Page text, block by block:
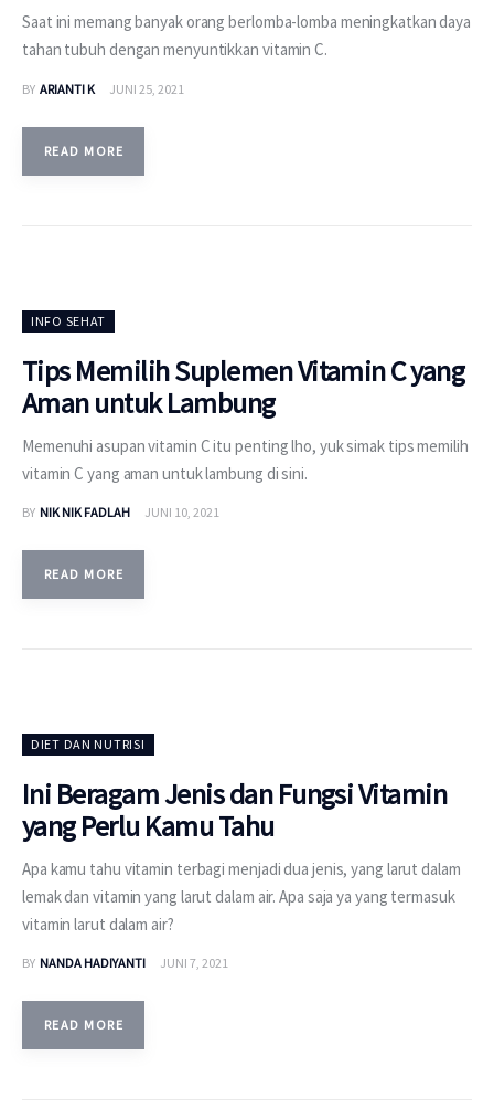
Saat ini memang banyak orang berlomba-lomba meningkatkan daya
tahan tubuh dengan menyuntikkan vitamin C.
BY ARIANTI K JUNI 25, 2021
READ MORE
INFO SEHAT
Tips Memilih Suplemen Vitamin C yang
Aman untuk Lambung
Memenuhi asupan vitamin C itu penting lho, yuk simak tips memilih
vitamin C yang aman untuk lambung di sini.
BY NIK NIK FADLAH JUNI 10, 2021
READ MORE
DIET DAN NUTRISI
Ini Beragam Jenis dan Fungsi Vitamin
yang Perlu Kamu Tahu
Apa kamu tahu vitamin terbagi menjadi dua jenis, yang larut dalam
lemak dan vitamin yang larut dalam air. Apa saja ya yang termasuk
vitamin larut dalam air?
BY NANDA HADIYANTI JUNI 7, 2021
READ MORE